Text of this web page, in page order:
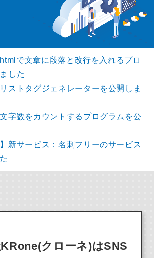
で文章に段落と改行を入れるプロ
した
ストタグジェネレーターを公開しま
文字数をカウントするプログラムを公
新サービス：名刺フリーのサービス
クローネ)はSNS